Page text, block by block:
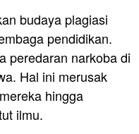
budaya plagiasi
pendidikan.
peredaran narkoba di
Hal ini merusak
hingga
ilmu.